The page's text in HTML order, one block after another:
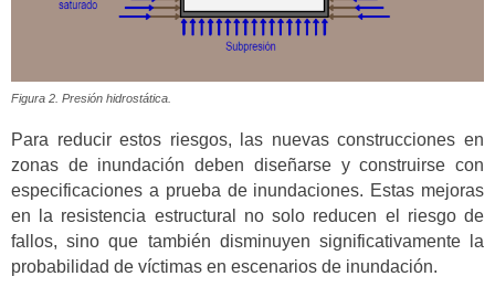
Figura 2. Presión hidrostática.
Para reducir estos riesgos, las nuevas construcciones en
zonas de inundación deben diseñarse y construirse con
especificaciones a prueba de inundaciones. Estas mejoras
en la resistencia estructural no solo reducen el riesgo de
fallos, sino que también disminuyen significativamente la
probabilidad de víctimas en escenarios de inundación.